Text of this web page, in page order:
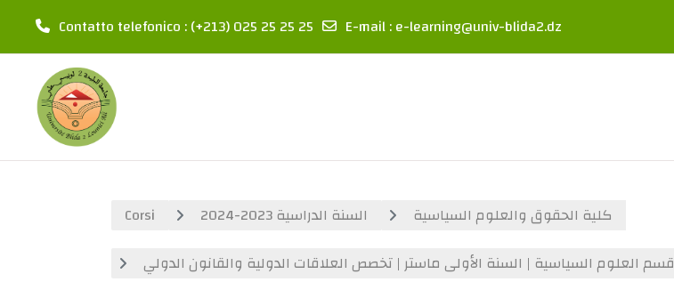
Vai al contenuto principale
Contatto telefonico : (+213) 025 25 25 25 E-mail:e-learning@univ-blida2.dz
Corsi السنة الدراسية 2023-2024
كلية الحقوق والعلوم السياسية
قسم العلوم السياسية | السنة الأولى ماستر | تخصص العلاقات الدولية والقانون الدولي